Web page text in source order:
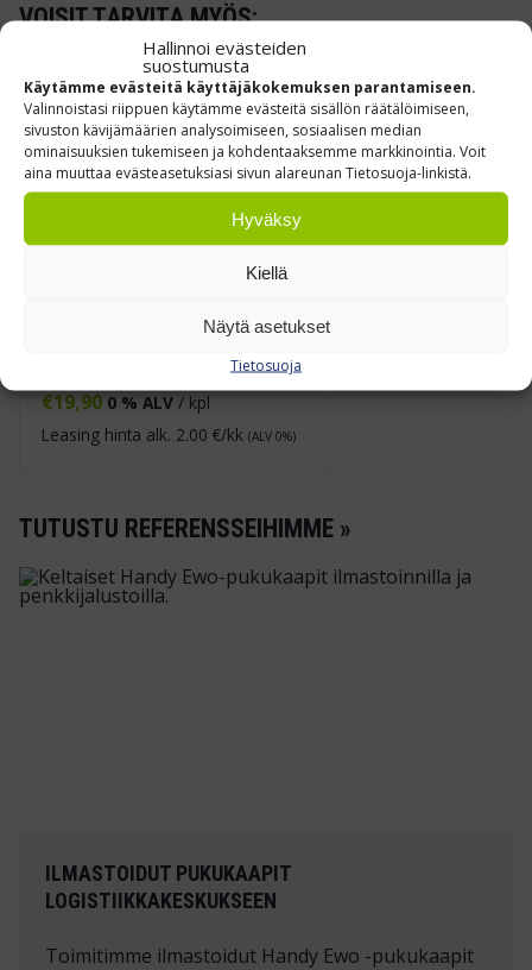
Hallinnoi evästeiden
suostumusta
Käytämme evästeitä käyttäjäkokemuksen parantamiseen.
Valinnoistasi riippuen käytämme evästeitä sisällön räätälöimiseen,
sivuston kävijämäärien analysoimiseen, sosiaalisen median
ominaisuuksien tukemiseen ja kohdentaaksemme markkinointia. Voit
aina muuttaa evästeasetuksiasi sivun alareunan Tietosuoja-linkistä.
Hyväksy
Kiellä
Näytä asetukset
Tietosuoja
VOISIT TARVITA MYÖS:
€19,90 0 % ALV / kpl
Leasing hinta alk. 2.00 €/kk (ALV 0%)
TUTUSTU REFERENSSEIHIMME »
ILMASTOIDUT PUKUKAAPIT
LOGISTIIKKAKESKUKSEEN
Toimitimme ilmastoidut Handy Ewo -pukukaapit